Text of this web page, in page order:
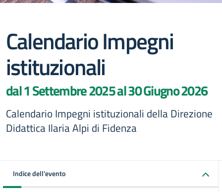
Calendario Impegni
istituzionali
dal 1 Settembre 2025 al 30 Giugno 2026
Calendario Impegni istituzionali della Direzione
Didattica Ilaria Alpi di Fidenza
Indice dell'evento